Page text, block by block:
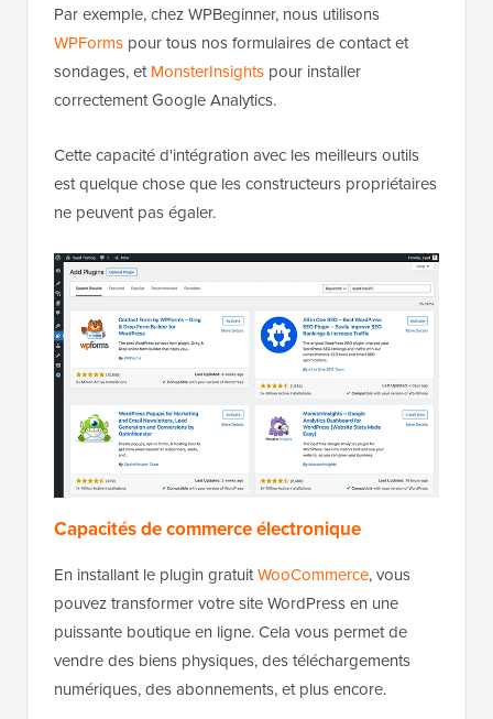
Par exemple, chez WPBeginner, nous utilisons
WPForms pour tous nos formulaires de contact et
sondages, etMonsterInsights pour installer
correctement Google Analytics.
Cette capacité d'intégration avec les meilleurs outils
est quelque chose que les constructeurs propriétaires
ne peuvent pas égaler.
Capacités de commerce électronique
En installant le plugin gratuitWooCommerce, vous
pouvez transformer votre site WordPress en une
puissante boutique en ligne. Cela vous permet de
vendre des biens physiques, des téléchargements
numériques, des abonnements, et plus encore.